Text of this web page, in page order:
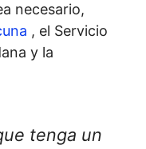
necesario,
, el Servicio
y la
tenga un